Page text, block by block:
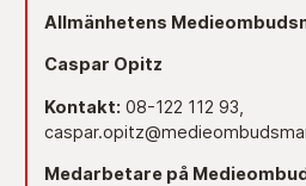
Allmänhetens
Caspar Opitz
Kontakt: 08-122 112 93,
Medarbetare på